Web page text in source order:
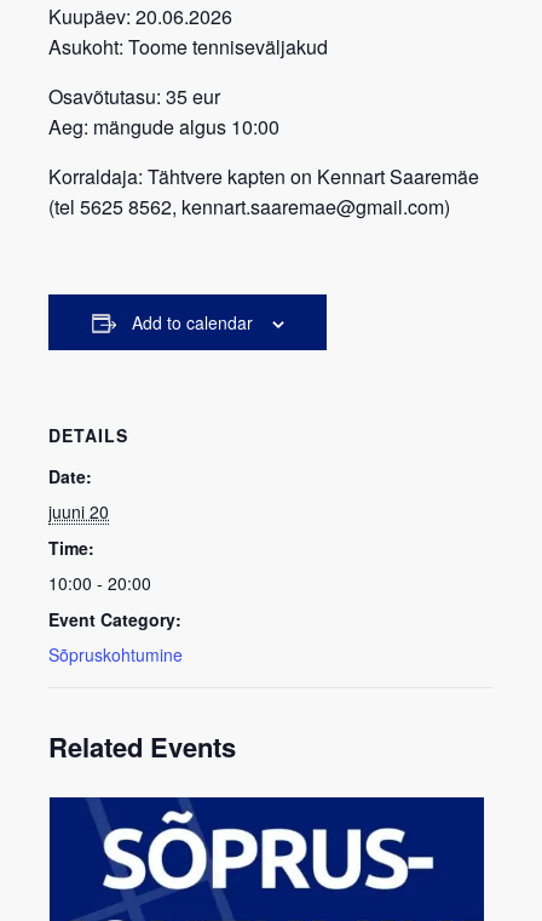
Kuupäev: 20.06.2026
Asukoht: Toome tenniseväljakud
Osavõtutasu: 35 eur
Aeg: mängude algus 10:00
Korraldaja: Tähtvere kapten on Kennart Saaremäe
(tel 5625 8562, kennart.saaremae@gmail.com)
Add to calendar
DETAILS
Date:
juuni 20
Time:
10:00 - 20:00
Event Category:
Sõpruskohtumine
Related Events